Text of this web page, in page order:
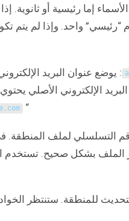
: يوضع عنوان البريد
الإلكتروني الأصلي
“
. com
التسلسلي لملف المنطقة.
الملف بشكل صحيح. تستخدم
للمنطقة. ستنتظر